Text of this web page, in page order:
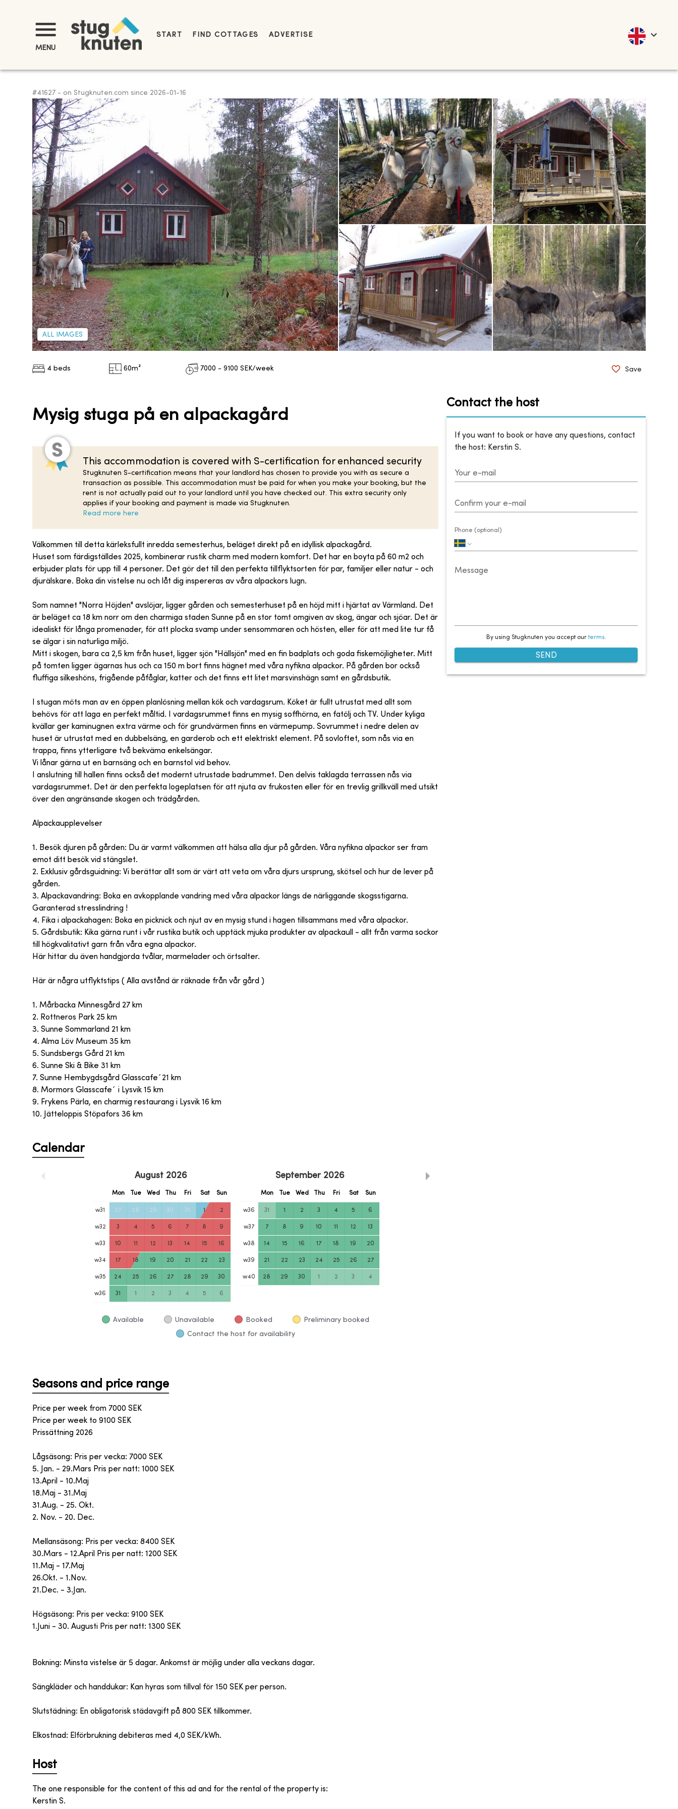
MENU
START FIND COTTAGES ADVERTISE
#41627 - on Stugknuten.com since 2026-01-16
ALL IMAGES
4 beds 60m² 7000 - 9100 SEK/week Save
Mysig stuga på en alpackagård
This accommodation is covered with S-certification for enhanced security
Stugknuten S-certification means that your landlord has chosen to provide you with as secure a
transaction as possible. This accommodation must be paid for when you make your booking, but the
rent is not actually paid out to your landlord until you have checked out. This extra security only
applies if your booking and payment is made via Stugknuten.
Read more here
Välkommen till detta kärleksfullt inredda semesterhus, beläget direkt på en idyllisk alpackagård.
Huset som färdigställdes 2025, kombinerar rustik charm med modern komfort. Det har en boyta på 60 m2 och
erbjuder plats för upp till 4 personer. Det gör det till den perfekta tillflyktsorten för par, familjer eller natur - och
djurälskare. Boka din vistelse nu och låt dig inspereras av våra alpackors lugn.
Som namnet "Norra Höjden" avslöjar, ligger gården och semesterhuset på en höjd mitt i hjärtat av Värmland. Det
är beläget ca 18 km norr om den charmiga staden Sunne på en stor tomt omgiven av skog, ängar och sjöar. Det är
idealiskt för långa promenader, för att plocka svamp under sensommaren och hösten, eller för att med lite tur få
se älgar i sin naturliga miljö.
Mitt i skogen, bara ca 2,5 km från huset, ligger sjön "Hällsjön" med en fin badplats och goda fiskemöjligheter. Mitt
på tomten ligger ägarnas hus och ca 150 m bort finns hägnet med våra nyfikna alpackor. På gården bor också
fluffiga silkeshöns, frigående påfåglar, katter och det finns ett litet marsvinshägn samt en gårdsbutik.
I stugan möts man av en öppen planlösning mellan kök och vardagsrum. Köket är fullt utrustat med allt som
behövs för att laga en perfekt måltid. I vardagsrummet finns en mysig soffhörna, en fatölj och TV. Under kyliga
kvällar ger kaminugnen extra värme och för grundvärmen finns en värmepump. Sovrummet i nedre delen av
huset är utrustat med en dubbelsäng, en garderob och ett elektriskt element. På sovloftet, som nås via en
trappa, finns ytterligare två bekväma enkelsängar.
Vi lånar gärna ut en barnsäng och en barnstol vid behov.
I anslutning till hallen finns också det modernt utrustade badrummet. Den delvis taklagda terrassen nås via
vardagsrummet. Det är den perfekta logeplatsen för att njuta av frukosten eller för en trevlig grillkväll med utsikt
över den angränsande skogen och trädgården.
Alpackaupplevelser
1. Besök djuren på gården: Du är varmt välkommen att hälsa alla djur på gården. Våra nyfikna alpackor ser fram
emot ditt besök vid stängslet.
2. Exklusiv gårdsguidning: Vi berättar allt som är värt att veta om våra djurs ursprung, skötsel och hur de lever på
gården.
3. Alpackavandring: Boka en avkopplande vandring med våra alpackor längs de närliggande skogsstigarna.
Garanterad stresslindring !
4. Fika i alpackahagen: Boka en picknick och njut av en mysig stund i hagen tillsammans med våra alpackor.
5. Gårdsbutik: Kika gärna runt i vår rustika butik och upptäck mjuka produkter av alpackaull - allt från varma sockor
till högkvalitativt garn från våra egna alpackor.
Här hittar du även handgjorda tvålar, marmelader och örtsalter.
Här är några utflyktstips ( Alla avstånd är räknade från vår gård )
1. Mårbacka Minnesgård 27 km
2. Rottneros Park 25 km
3. Sunne Sommarland 21 km
4. Alma Löv Museum 35 km
5. Sundsbergs Gård 21 km
6. Sunne Ski & Bike 31 km
7. Sunne Hembygdsgård Glasscafe´21 km
8. Mormors Glasscafe´ i Lysvik 15 km
9. Frykens Pärla, en charmig restaurang i Lysvik 16 km
10. Jätteloppis Stöpafors 36 km
Calendar
August 2026
Mon Tue Wed Thu Fri Sat Sun
w31 27 28 29 30 31 1 2
w32 3 4 5 6 7 8 9
w33 10 11 12 13 14 15 16
w34 17 18 19 20 21 22 23
w35 24 25 26 27 28 29 30
w36 31 1 2 3 4 5 6
September 2026
Mon Tue Wed Thu Fri Sat Sun
w36 31 1 2 3 4 5 6
w37 7 8 9 10 11 12 13
w38 14 15 16 17 18 19 20
w39 21 22 23 24 25 26 27
w40 28 29 30 1 2 3 4
Available Unavailable Booked Preliminary booked
Contact the host for availability
Seasons and price range
Price per week from 7000 SEK
Price per week to 9100 SEK
Prissättning 2026
Lågsäsong: Pris per vecka: 7000 SEK
5. Jan. - 29.Mars Pris per natt: 1000 SEK
13.April - 10.Maj
18.Maj - 31.Maj
31.Aug. - 25. Okt.
2. Nov. - 20. Dec.
Mellansäsong: Pris per vecka: 8400 SEK
30.Mars - 12.April Pris per natt: 1200 SEK
11.Maj - 17.Maj
26.Okt. - 1.Nov.
21.Dec. - 3.Jan.
Högsäsong: Pris per vecka: 9100 SEK
1.Juni - 30. Augusti Pris per natt: 1300 SEK
Bokning: Minsta vistelse är 5 dagar. Ankomst är möjlig under alla veckans dagar.
Sängkläder och handdukar: Kan hyras som tillval för 150 SEK per person.
Slutstädning: En obligatorisk städavgift på 800 SEK tillkommer.
Elkostnad: Elförbrukning debiteras med 4,0 SEK/kWh.
Host
The one responsible for the content of this ad and for the rental of the property is:
Kerstin S.
Contact the host
If you want to book or have any questions, contact
the host: Kerstin S.
Your e-mail
Confirm your e-mail
Phone (optional)
Message
By using Stugknuten you accept our terms.
SEND